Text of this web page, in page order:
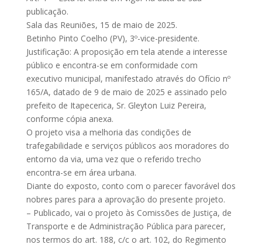
publicação.
Sala das Reuniões, 15 de maio de 2025.
Betinho Pinto Coelho (PV), 3º-vice-presidente.
Justificação: A proposição em tela atende a interesse
público e encontra-se em conformidade com
executivo municipal, manifestado através do Ofício nº
165/A, datado de 9 de maio de 2025 e assinado pelo
prefeito de Itapecerica, Sr. Gleyton Luiz Pereira,
conforme cópia anexa.
O projeto visa a melhoria das condições de
trafegabilidade e serviços públicos aos moradores do
entorno da via, uma vez que o referido trecho
encontra-se em área urbana.
Diante do exposto, conto com o parecer favorável dos
nobres pares para a aprovação do presente projeto.
– Publicado, vai o projeto às Comissões de Justiça, de
Transporte e de Administração Pública para parecer,
nos termos do art. 188, c/c o art. 102, do Regimento